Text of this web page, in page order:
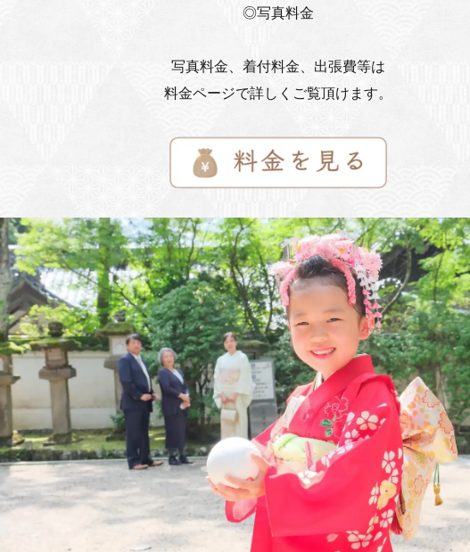
◎写真料金
写真料金、着付料金、出張費等は
料金ページで詳しくご覧頂けます。